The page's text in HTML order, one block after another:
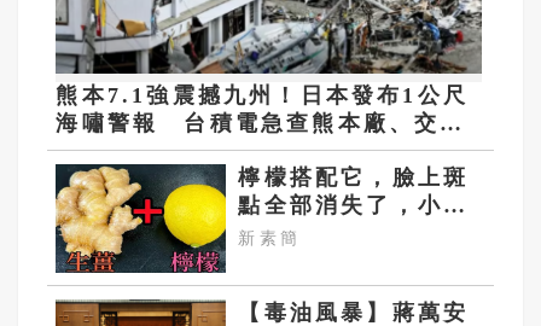
熊本7.1強震撼九州！日本發布1公尺
海嘯警報 台積電急查熊本廠、交通
一度停擺
檸檬搭配它，臉上斑
點全部消失了，小肚
子都變平坦了
新素簡
【毒油風暴】蔣萬安